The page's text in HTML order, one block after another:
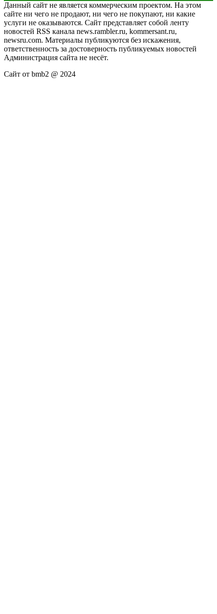
Данный сайт не является коммерческим проектом. На этом
сайте ни чего не продают, ни чего не покупают, ни какие
услуги не оказываются. Сайт представляет собой ленту
новостей RSS канала news.rambler.ru, kommersant.ru,
newsru.com. Материалы публикуются без искажения,
ответственность за достоверность публикуемых новостей
Администрация сайта не несёт.
Сайт от bmb2 @ 2024